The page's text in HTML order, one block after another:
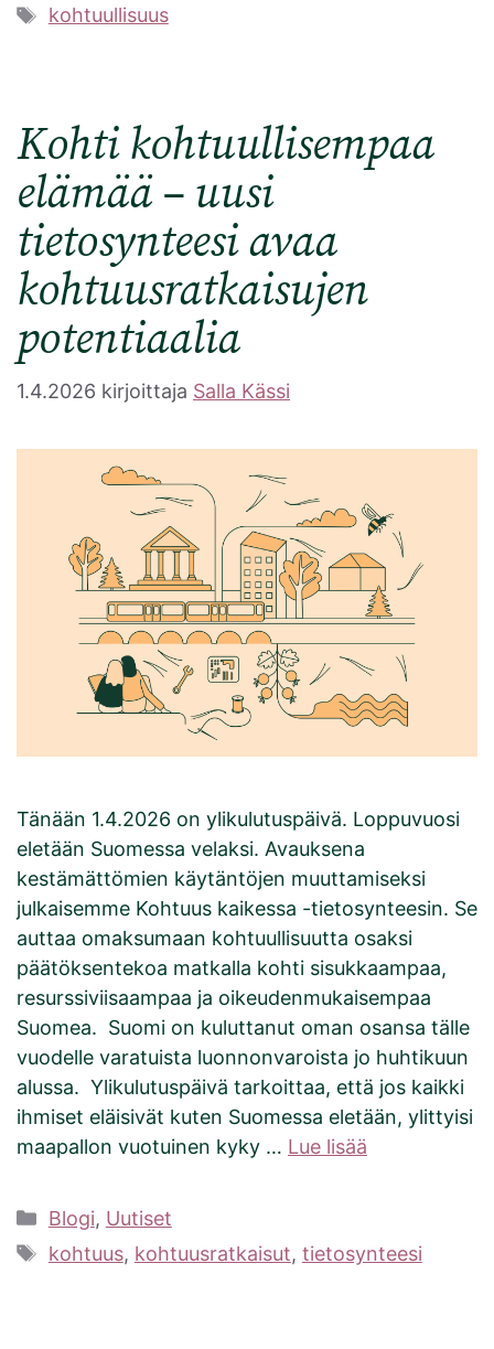
Avainsanat
kohtuullisuus
Kohti kohtuullisempaa
elämää – uusi
tietosynteesi avaa
kohtuusratkaisujen
potentiaalia
1.4.2026 kirjoittaja Salla Kässi
Tänään 1.4.2026 on ylikulutuspäivä. Loppuvuosi
eletään Suomessa velaksi. Avauksena
kestämättömien käytäntöjen muuttamiseksi
julkaisemme Kohtuus kaikessa -tietosynteesin. Se
auttaa omaksumaan kohtuullisuutta osaksi
päätöksentekoa matkalla kohti sisukkaampaa,
resurssiviisaampaa ja oikeudenmukaisempaa
Suomea. Suomi on kuluttanut oman osansa tälle
vuodelle varatuista luonnonvaroista jo huhtikuun
alussa. Ylikulutuspäivä tarkoittaa, että jos kaikki
ihmiset eläisivät kuten Suomessa eletään, ylittyisi
maapallon vuotuinen kyky … Lue lisää
Kategoriat
Blogi, Uutiset
Avainsanat
kohtuus, kohtuusratkaisut, tietosynteesi